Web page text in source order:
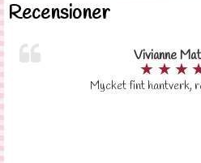
Recensioner
Vivianne
★ ★★
Mycket fint hantverk,